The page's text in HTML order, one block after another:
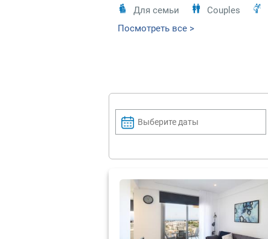
Для семьи
Couples
Посмотреть все >
Выберите даты